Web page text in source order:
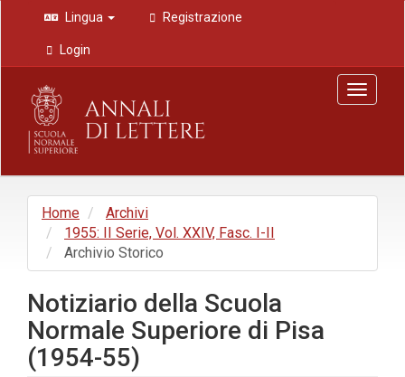
Navigazione
principale
Contenuto
principale
Barra
laterale
Lingua Registrazione
Login
Toggle
Home
Archivi
1955: II Serie, Vol. XXIV, Fasc. I-II
Archivio Storico
Notiziario della Scuola
Normale Superiore di Pisa
(1954-55)